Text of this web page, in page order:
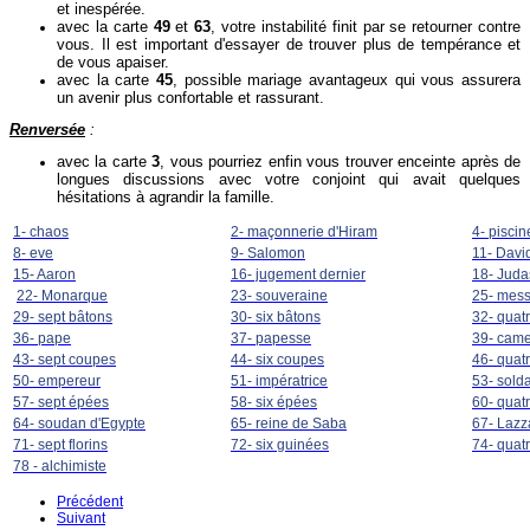
et inespérée.
avec la carte 49et63 , votre instabilité finit par se retourner contre
vous. Il est important d'essayer de trouver plus de tempérance et
de vous apaiser.
avec la carte 45 , possible mariage avantageux qui vous assurera
un avenir plus confortable et rassurant.
Renversée :
avec la carte3 , vous pourriez enfin vous trouver enceinte après de
longues discussions avec votre conjoint qui avait quelques
hésitations à agrandir la famille.
1- chaos 2- maçonnerie d'Hiram
4-
8- eve
9- Salomon
11-
15- Aaron
16- jugement dernier
18-
22- Monarque
23- souveraine
25-
29- sept bâtons
30- six bâtons
32-
36- pape
37- papesse
39-
43- sept coupes
44- six coupes
46-
50- empereur
51- impératrice
53-
57- sept épées
58- six épées
60-
64- soudan d'Egypte
65- reine de Saba
67-
71- sept florins
72- six guinées
74-
78 - alchimiste
Précédent
Suivant